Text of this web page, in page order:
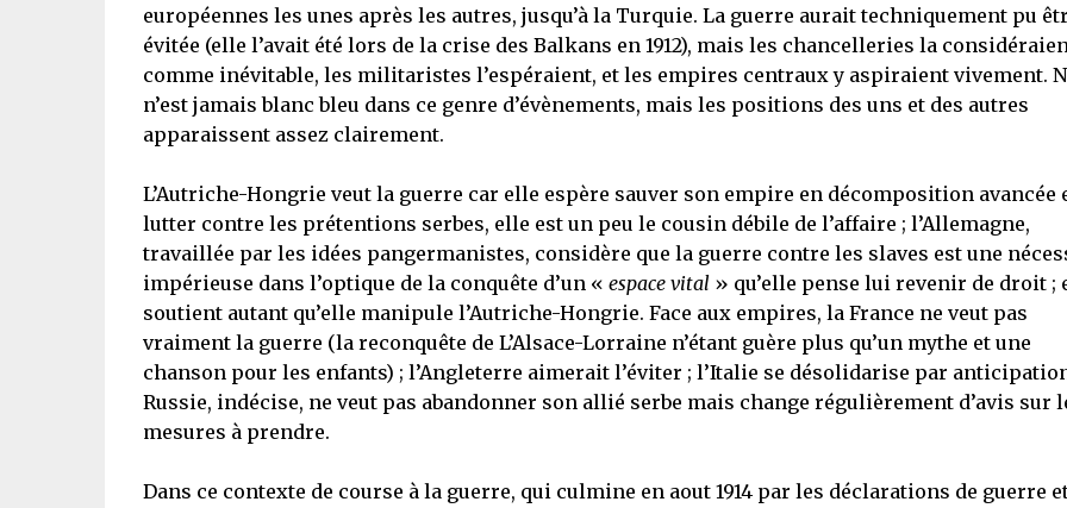
européennes les unes après les autres, jusqu’à la Turquie. La guerre aurait techniquement pu
évitée (elle l’avait été lors de la crise des Balkans en 1912), mais les chancelleries la
comme inévitable, les militaristes l’espéraient, et les empires centraux y aspiraient vivement.
n’est jamais blanc bleu dans ce genre d’évènements, mais les positions des uns et des autres
apparaissent assez clairement.
L’Autriche-Hongrie veut la guerre car elle espère sauver son empire en décomposition avancée
lutter contre les prétentions serbes, elle est un peu le cousin débile de l’affaire ; l’Allemagne,
travaillée par les idées pangermanistes, considère que la guerre contre les slaves est une
impérieuse dans l’optique de la conquête d’un « espace vital» qu’elle pense lui revenir de droit ;
soutient autant qu’elle manipule l’Autriche-Hongrie. Face aux empires, la France ne veut pas
vraiment la guerre (la reconquête de L’Alsace-Lorraine n’étant guère plus qu’un mythe et une
chanson pour les enfants) ; l’Angleterre aimerait l’éviter ; l’Italie se désolidarise par
Russie, indécise, ne veut pas abandonner son allié serbe mais change régulièrement d’avis sur
mesures à prendre.
Dans ce contexte de course à la guerre, qui culmine en aout 1914 par les déclarations de guerre